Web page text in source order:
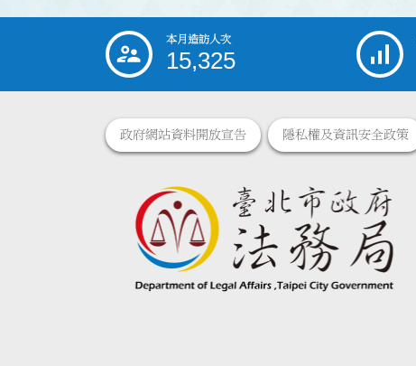
::: 本月造訪人次
15,325
政府網站資料開放宣告 隱私權及資訊安全政策